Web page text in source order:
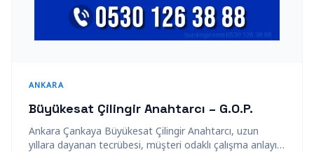
ANKARA
Büyükesat Çilingir Anahtarcı – G.O.P.
Ankara Çankaya Büyükesat Çilingir Anahtarcı, uzun
yıllara dayanan tecrübesi, müşteri odaklı çalışma anlayışı